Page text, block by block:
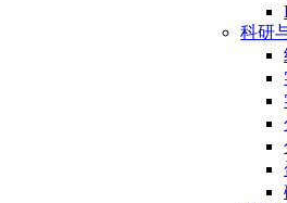
科研